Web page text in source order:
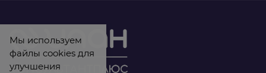
Мы используем
файлы cookies для
улучшения